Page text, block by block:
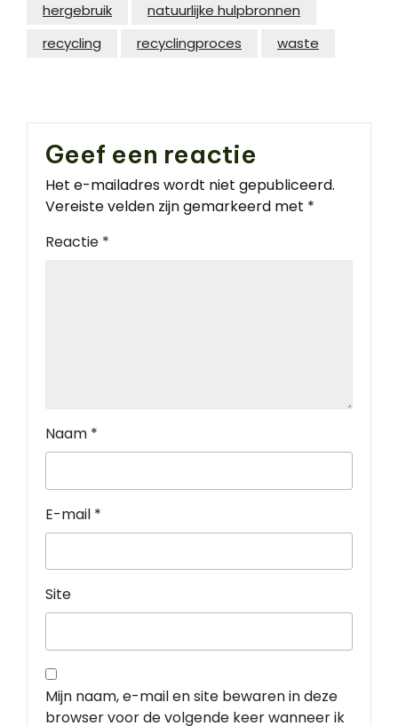
hergebruik
natuurlijke hulpbronnen
recycling
recyclingproces waste
Geef een reactie
Het e-mailadres wordt niet gepubliceerd.
Vereiste velden zijn gemarkeerd met *
Reactie *
Naam *
E-mail *
Site
Mijn naam, e-mail en site bewaren in deze
browser voor de volgende keer wanneer ik